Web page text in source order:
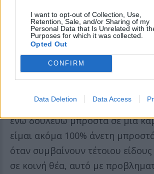
I want to opt-out of Collection, Use,
Retention, Sale, and/or Sharing of my
Personal Data that Is Unrelated with
Purposes for which it was collected.
Opted Out
CONFIRM
Data Deletion Data Access
συμβαίνει με τ’ αποτελέσματα
τη διάθεση των οπαδών…
Υπάρχει μία πάρα πολύ μεγάλη
που στην αρχή δεν μπορούσα να
ειλικρινής. Γιατί είμαι κι ένας
ενώ δουλεύω μπροστά σε μια
είμαι ακόμα 100% άνετη
όταν συμβαίνουν τέτοιου είδους
σε κοινή θέα, αυτό με